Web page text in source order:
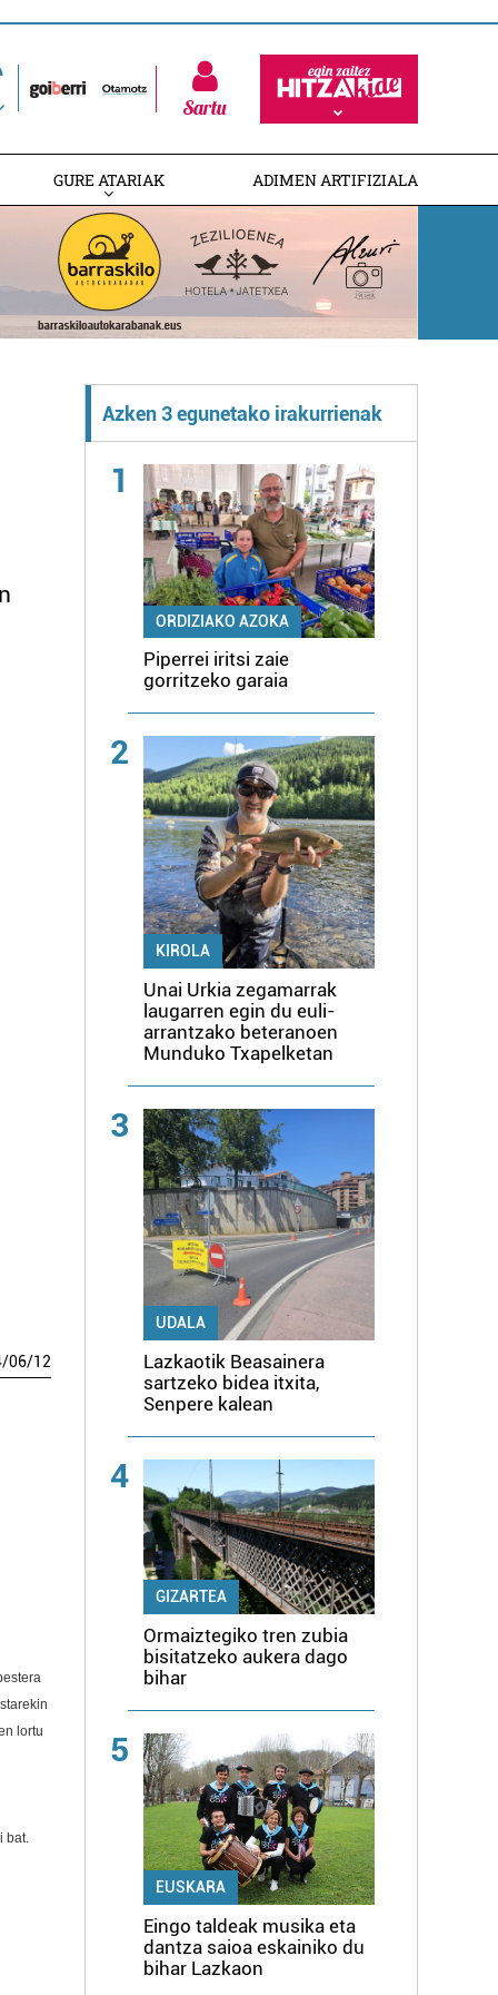
Sartu
GURE ATARIAK ADIMEN ARTIFIZIALA
/06/12
lortu
bat.
Azken 3 egunetako irakurrienak
1
ORDIZIAKO AZOKA
Piperrei iritsi zaie
gorritzeko garaia
2
KIROLA
Unai Urkia zegamarrak
laugarren egin du euli-
arrantzako beteranoen
Munduko Txapelketan
3
UDALA
Lazkaotik Beasainera
sartzeko bidea itxita,
Senpere kalean
4
GIZARTEA
Ormaiztegiko tren zubia
bisitatzeko aukera dago
bihar
5
EUSKARA
Eingo taldeak musika eta
dantza saioa eskainiko du
bihar Lazkaon